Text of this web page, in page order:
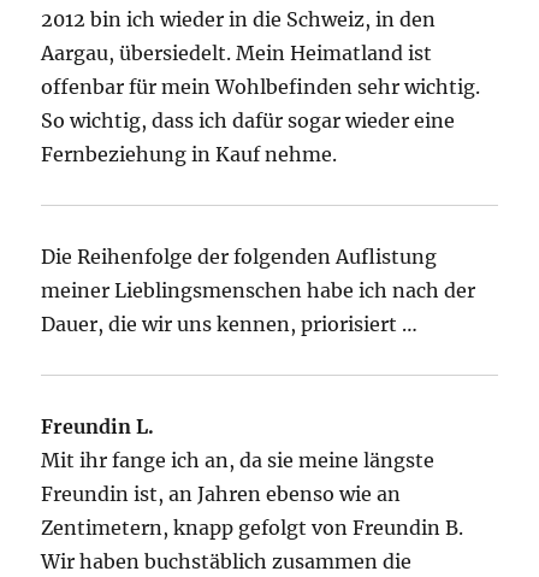
2012 bin ich wieder in die Schweiz, in den
Aargau, übersiedelt. Mein Heimatland ist
offenbar für mein Wohlbefinden sehr wichtig.
So wichtig, dass ich dafür sogar wieder eine
Fernbeziehung in Kauf nehme.
Die Reihenfolge der folgenden Auflistung
meiner Lieblingsmenschen habe ich nach der
Dauer, die wir uns kennen, priorisiert …
Freundin L.
Mit ihr fange ich an, da sie meine längste
Freundin ist, an Jahren ebenso wie an
Zentimetern, knapp gefolgt von Freundin B.
Wir haben buchstäblich zusammen die